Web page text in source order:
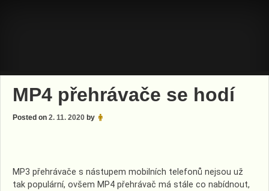
MP4 přehrávače se hodí
Posted on 2. 11. 2020 by
MP3 přehrávače s nástupem mobilních telefonů nejsou už
tak populární, ovšem MP4 přehrávač má stále co nabídnout,